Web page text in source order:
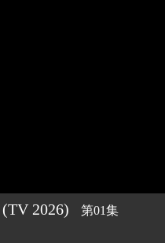
(TV 2026) 第01集